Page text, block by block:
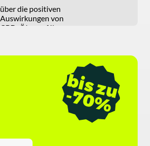
über die positiven
Auswirkungen von
CBD-Ölen auf Ihren
b
i
s
z
u
-
7
0
%